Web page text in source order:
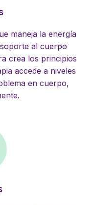
maneja la energía
al cuerpo
crea los principios
accede a niveles
en cuerpo,